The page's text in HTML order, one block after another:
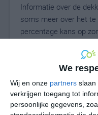
We
Wij en onze partners slaan
verkrijgen toegang tot
persoonlijke gegevens,
Informatie over de
soms meer over het
percentage kans op
24°C